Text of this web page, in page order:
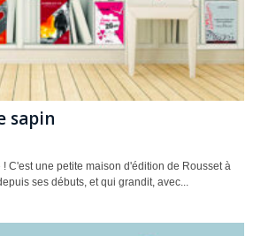
sapin
C'est une petite maison d'édition de Rousset à
ses débuts, et qui grandit, avec...